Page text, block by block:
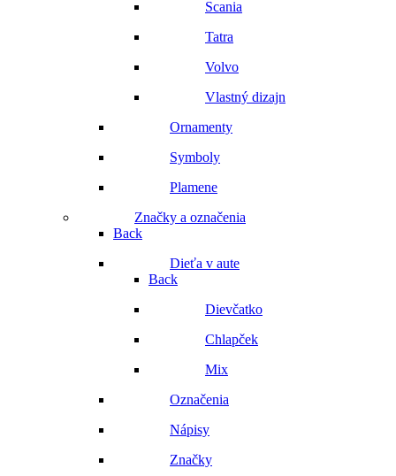
Scania
Tatra
Volvo
Vlastný dizajn
Ornamenty
Symboly
Plamene
Značky a označenia
Back
Dieťa v aute
Back
Dievčatko
Chlapček
Mix
Označenia
Nápisy
Značky